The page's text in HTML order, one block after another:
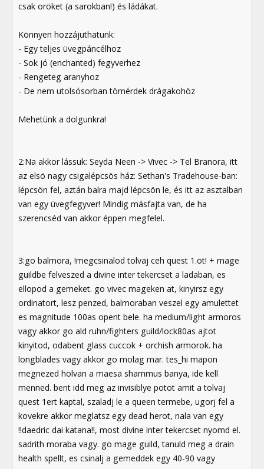
csak oröket (a sarokban!) és ládákat.
Könnyen hozzájuthatunk:
- Egy teljes üvegpáncélhoz
- Sok jó (enchanted) fegyverhez
- Rengeteg aranyhoz
- De nem utolsósorban tömérdek drágakohöz
Mehetünk a dolgunkra!
2:Na akkor lássuk: Seyda Neen -> Vivec -> Tel Branora, itt
az elsö nagy csigalépcsös ház: Sethan's Tradehouse-ban:
lépcsön fel, aztán balra majd lépcsön le, és itt az asztalban
van egy üvegfegyver! Mindig másfajta van, de ha
szerencséd van akkor éppen megfelel.
3:go balmora, !megcsinalod tolvaj ceh quest 1.öt! + mage
guildbe felveszed a divine inter tekercset a ladaban, es
ellopod a gemeket. go vivec mageken at, kinyirsz egy
ordinatort, lesz penzed, balmoraban veszel egy amulettet
es magnitude 100as opent bele. ha medium/light armoros
vagy akkor go ald ruhn/fighters guild/lock80as ajtot
kinyitod, odabent glass cuccok + orchish armorok. ha
longblades vagy akkor go molag mar. tes_hi mapon
megnezed holvan a maesa shammus banya, ide kell
menned. bent idd meg az invisiblye potot amit a tolvaj
quest 1ert kaptal, szaladj le a queen termebe, ugorj fel a
kovekre akkor meglatsz egy dead herot, nala van egy
!!daedric dai katana!!, most divine inter tekercset nyomd el.
sadrith moraba vagy. go mage guild, tanuld meg a drain
health spellt, es csinalj a gemeddek egy 40-90 vagy